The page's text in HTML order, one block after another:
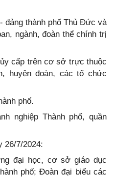
đảng thành phố Thủ Đức và
ngành, đoàn thể chính trị
cấp trên cơ sở trực thuộc
huyện đoàn, các tổ chức
phố.
nghiệp Thành phố, quần
26/7/2024:
đại học, cơ sở giáo dục
phố; Đoàn đại biểu các